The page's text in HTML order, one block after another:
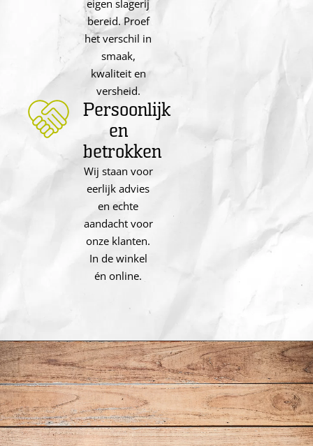
eigen slagerij
bereid. Proef
het verschil in
smaak,
kwaliteit en
versheid.
Persoonlijk
en
betrokken
Wij staan voor
eerlijk advies
en echte
aandacht voor
onze klanten.
In de winkel
én online.